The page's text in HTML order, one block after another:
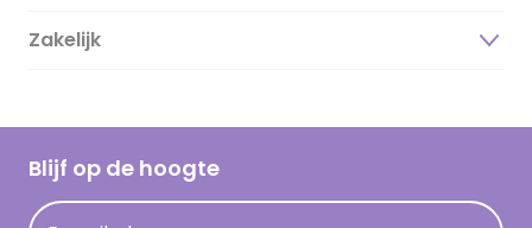
Duurzaamheid
Hallmark Kaartclub
Acties
Magazine
Cadeau inspiratie
Op kamp gedichten en versjes
Leuke en grappige op kamp teksten
Zakelijk
Blijf op de hoogte